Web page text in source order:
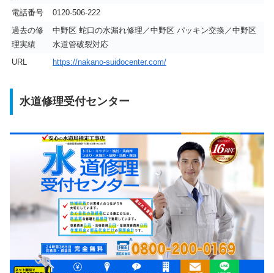
電話番号
0120-506-222
過去の修
理実績
中野区 蛇口の水漏れ修理／中野区 パッキン交換／中野区
水道管破裂対応
URL
https://nakano-suidocenter.com/
水道修理受付センター